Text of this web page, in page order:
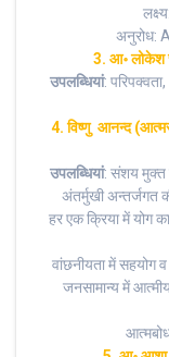
अनुरोध:
3. आ॰ लोकेश
उपलब्धियां:
4. विष्णु आनन्द
उपलब्धियां: संशय मुक्त
अंतर्मुखी अन्तर्जगत
हर एक क्रिया में
वांछनीयता में सहयोग
जनसामान्य में